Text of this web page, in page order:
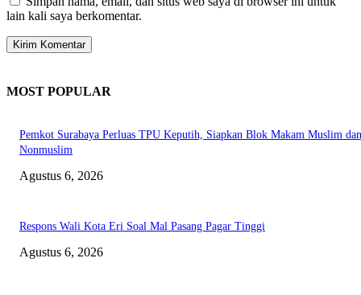
lain kali saya berkomentar.
MOST POPULAR
Pemkot Surabaya Perluas TPU Keputih, Siapkan Blok Makam Muslim dan
Nonmuslim
Agustus 6, 2026
Respons Wali Kota Eri Soal Mal Pasang Pagar Tinggi
Agustus 6, 2026